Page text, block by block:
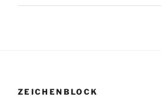
ZEICHENBLOCK